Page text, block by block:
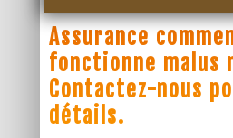
Assurance
fonctionne malus
Contactez-nous
détails.